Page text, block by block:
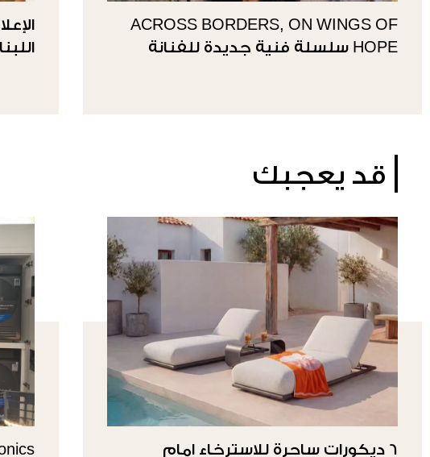
ACROSS BORDERS, ON WINGS OF
HOPE سلسلة فنية جديدة للفنانة
قد يعجبك
6 ديكورات ساحرة للاسترخاء امام